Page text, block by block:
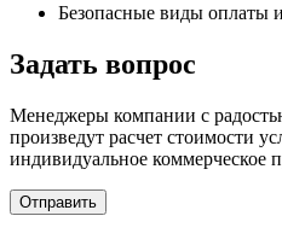
Безопасные виды оплаты
Задать вопрос
Менеджеры компании с
произведут расчет стоимости
индивидуальное коммерческое
Отправить